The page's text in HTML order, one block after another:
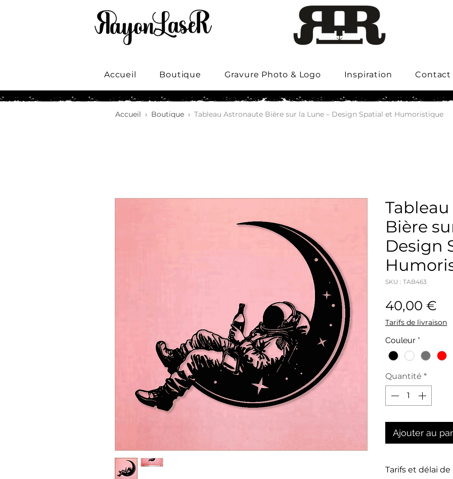
Accueil Boutique Gravure Photo & Logo Inspiration Contact
Accueil › Boutique › Tableau Astronaute Bière sur la Lune – Design Spatial et Humoristique
Bière
Design
SKU : TAB463
40,00 €
Tarifs de livraison
Couleur *
Quantité *
Ajouter au
Tarifs et délai de